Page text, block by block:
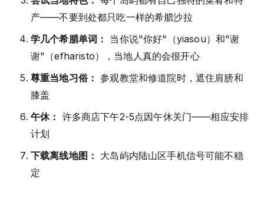
产——不要到处都只吃一样的希腊沙拉
学几个希腊单词： 当你说"你好"（yiasou）和"谢
谢"（efharisto），当地人真的会很开心
尊重当地习俗： 参观教堂和修道院时，遮住肩膀和
膝盖
午休： 许多商店下午2-5点因午休关门——相应安排
计划
下载离线地图： 大岛屿内陆山区手机信号可能不稳
定